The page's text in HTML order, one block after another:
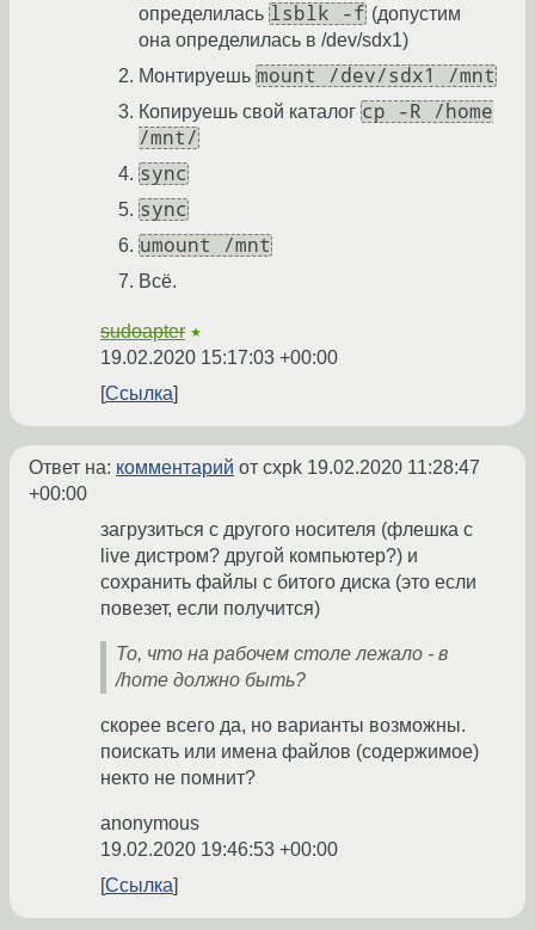
определилась lsblk -f (допустим
она определилась в /dev/sdx1)
Монтируешь mount /dev/sdx1 /mnt
Копируешь свой каталог cp -R /home
/mnt/
sync
sync
umount /mnt
Всё.
sudoapter ★
19.02.2020 15:17:03 +00:00
Ссылка
Ответ на: комментарий от cxpk 19.02.2020 11:28:47
+00:00
загрузиться с другого носителя (флешка с
live дистром? другой компьютер?) и
сохранить файлы с битого диска (это если
повезет, если получится)
То, что на рабочем столе лежало - в
/home должно быть?
скорее всего да, но варианты возможны.
поискать или имена файлов (содержимое)
некто не помнит?
anonymous
19.02.2020 19:46:53 +00:00
Ссылка